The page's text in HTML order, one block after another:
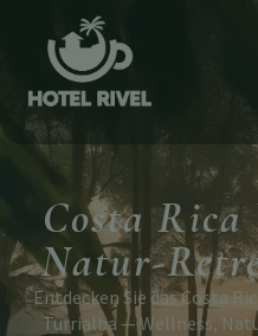
Costa Rica
Natur-
Entdecken Sie das Costa
Turrialba — Wellness,